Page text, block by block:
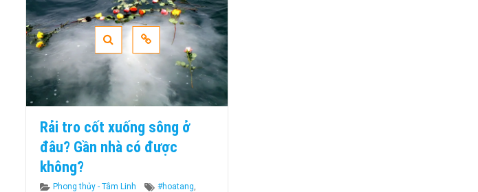
Rải tro cốt xuống sông ở
đâu? Gần nhà có được
không?
Categories
Phong thủy - Tâm Linh Tags
#hoatang,